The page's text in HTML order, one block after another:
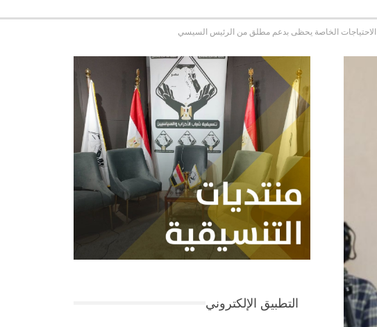
الاحتياجات الخاصة يحظى بدعم مطلق من الرئيس السيسي
التطبيق الإلكتروني